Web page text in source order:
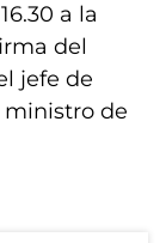
a la
del
jefe de
ministro de